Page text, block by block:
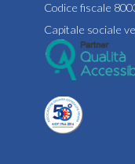
Codice fiscale
Capitale sociale